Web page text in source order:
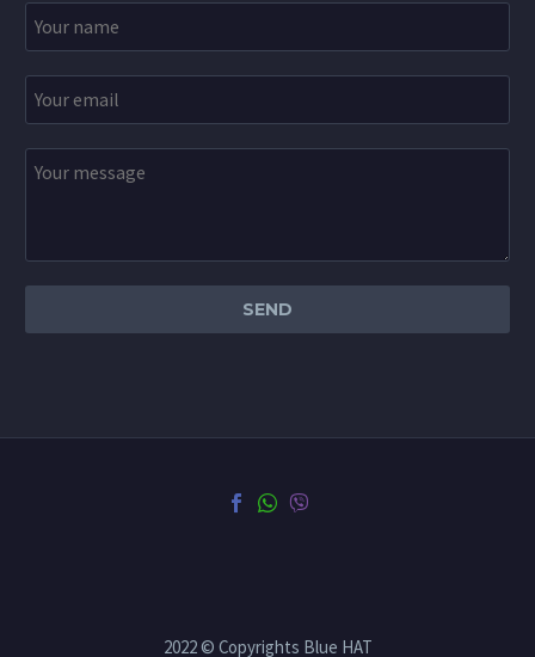
2022 © Copyrights Blue HAT